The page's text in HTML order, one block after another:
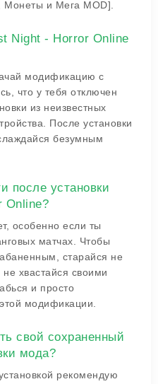
Монеты и Мега MOD]
Night - Horror Online
модификацию с
что у тебя отключен
из неизвестных
После установки
безумным
после установки
Online?
особенно если ты
матчах. Чтобы
старайся не
хвастайся своими
и просто
модификации.
свой сохраненный
мода?
рекомендую